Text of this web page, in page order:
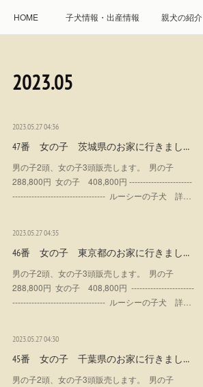
HOME 子犬情報・出産情報 親犬の紹介
遺伝疾患への取り組み
個人情報の取扱について
2023.05
2023.05.27 04:36
47番 女の子 茨城県のお家に行きまし…
男の子2頭、女の子3頭販売します。 男の子
288,800円 女の子 408,800円 -----------------------
---------------------------------- ルーシーの子犬 詳…
2023.05.27 04:35
46番 女の子 東京都のお家に行きまし…
男の子2頭、女の子3頭販売します。 男の子
288,800円 女の子 408,800円 -----------------------
---------------------------------- ルーシーの子犬 詳…
2023.05.27 04:30
45番 女の子 千葉県のお家に行きまし…
男の子2頭、女の子3頭販売します。 男の子